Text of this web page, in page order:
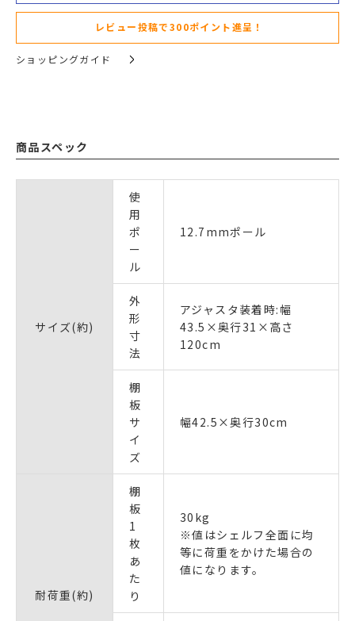
レビュー投稿で300ポイント進呈！
ショッピングガイド
商品スペック
サイズ(約)
使
用
ポ
ー
ル
12.7mmポール
外
形
寸
法
アジャスタ装着時:幅
43.5×奥行31×高さ
120cm
棚
板
サ
イ
ズ
幅42.5×奥行30cm
耐荷重(約)
棚
板
1
枚
あ
た
り
30kg
※値はシェルフ全面に均
等に荷重をかけた場合の
値になります。